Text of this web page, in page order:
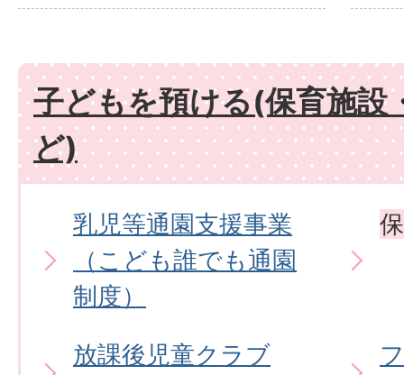
子どもを預ける(保育施設
ど)
乳児等通園支援事業
（こども誰でも通園
制度）
放課後児童クラブ